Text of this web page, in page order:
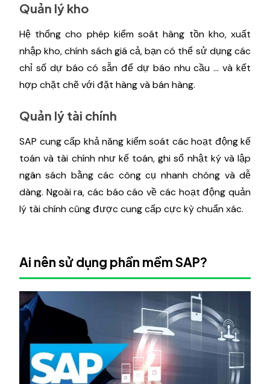
Quản lý kho
Hệ thống cho phép kiểm soát hàng tồn kho, xuất
nhập kho, chính sách giá cả, bạn có thể sử dụng các
chỉ số dự báo có sẵn để dự báo nhu cầu ... và kết
hợp chặt chẽ với đặt hàng và bán hàng.
Quản lý tài chính
SAP cung cấp khả năng kiểm soát các hoạt động kế
toán và tài chính như kế toán, ghi sổ nhật ký và lập
ngân sách bằng các công cụ nhanh chóng và dễ
dàng. Ngoài ra, các báo cáo về các hoạt động quản
lý tài chính cũng được cung cấp cực kỳ chuẩn xác.
Ai nên sử dụng phần mềm SAP?